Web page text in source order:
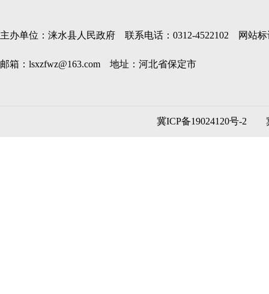
主办单位：涞水县人民政府 联系电话：0312-4522102 网站标
邮箱：lsxzfwz@163.com 地址：河北省保定市
冀ICP备19024120号-2